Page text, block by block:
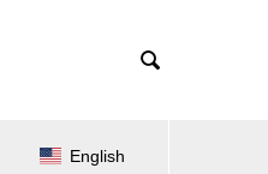

English